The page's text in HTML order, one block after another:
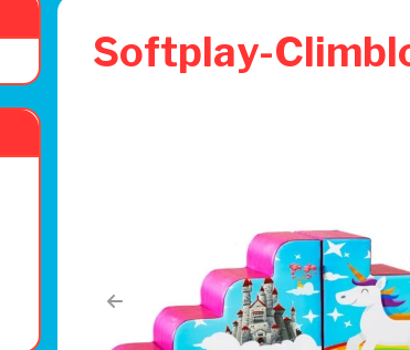
Softplay-
Previous